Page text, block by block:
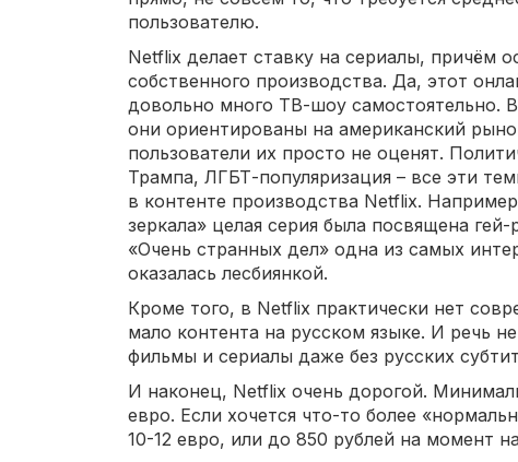
пользователю.
Netflix делает ставку на сериалы, причём
собственного производства. Да, этот
довольно много ТВ-шоу самостоятельно.
они ориентированы на американский
пользователи их просто не оценят.
Трампа, ЛГБТ-популяризация – все эти
в контенте производства Netflix.
зеркала» целая серия была посвящена
«Очень странных дел» одна из самых
оказалась лесбиянкой.
Кроме того, в Netflix практически нет
мало контента на русском языке. И речь
фильмы и сериалы даже без русских
И наконец, Netflix очень дорогой.
евро. Если хочется что-то более
10-12 евро, или до 850 рублей на момент